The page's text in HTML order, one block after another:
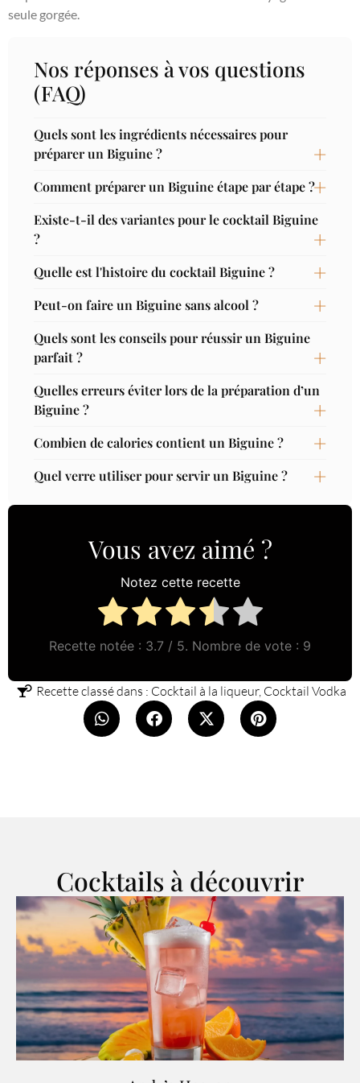
seule gorgée.
Nos réponses à vos questions
(FAQ)
Quels sont les ingrédients nécessaires pour
préparer un Biguine ?
Comment préparer un Biguine étape par étape ?
Existe-t-il des variantes pour le cocktail Biguine
?
Quelle est l'histoire du cocktail Biguine ?
Peut-on faire un Biguine sans alcool ?
Quels sont les conseils pour réussir un Biguine
parfait ?
Quelles erreurs éviter lors de la préparation d’un
Biguine ?
Combien de calories contient un Biguine ?
Quel verre utiliser pour servir un Biguine ?
Vous avez aimé ?
Notez cette recette
Recette notée : 3.7 / 5. Nombre de vote : 9
Recette classé dans : Cocktail à la liqueur, Cocktail Vodka
Cocktails à découvrir